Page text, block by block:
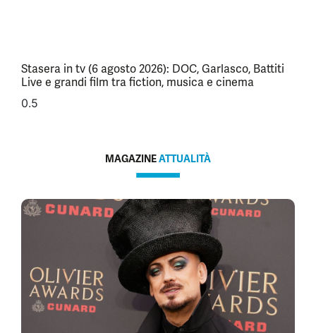
Stasera in tv (6 agosto 2026): DOC, Garlasco, Battiti
Live e grandi film tra fiction, musica e cinema
MAGAZINEATTUALITÀ